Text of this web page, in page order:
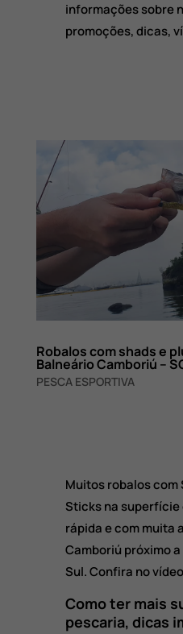
informações sobre
promoções, dicas,
Robalos com shads e
Balneário Camboriú –
PESCA ESPORTIVA
Muitos robalos com
Sticks na superfície
rápida e com muita
Camboriú próximo
Sul. Confira no
Como ter mais
pescaria, dicas